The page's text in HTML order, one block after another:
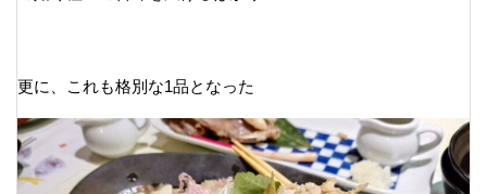
更に、これも格別な1品となった